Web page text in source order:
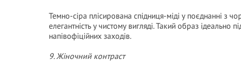
Темно-сіра плісирована спідниця-міді у поєднанні з
елегантність у чистому вигляді. Такий образ ідеально
напівофіційних заходів.
9. Жіночний контраст